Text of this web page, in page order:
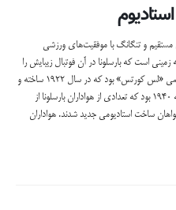
مستقيم و تنگانگ با موفقيت‌هاي ورزشي
است كه بارسلونا در آن فوتبال زيبايش را
به نمايش مي‌گذارد. خانه اول باشگاه، استاديوم قديمي «لس كورتس» بود كه در سال 1922 ساخته و
سال‌هاي بعد در چند مرحله بازسازي شد. اواخر دهه 1940 بود كه تعدادي از هواداران بارسلونا از
ساخت استاديومي جديد شدند. هواداران